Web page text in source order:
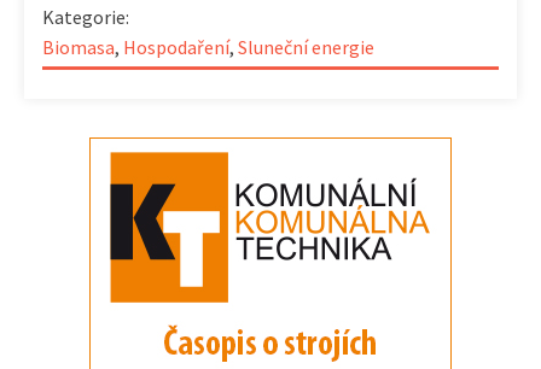
Kategorie:
Biomasa, Hospodaření, Sluneční energie